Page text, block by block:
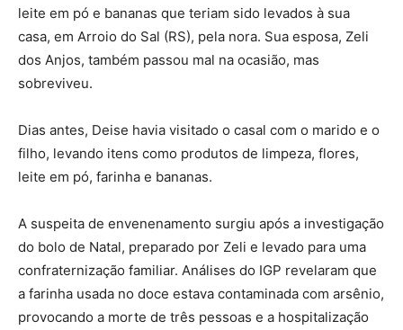
leite em pó e bananas que teriam sido levados à sua
casa, em Arroio do Sal (RS), pela nora. Sua esposa, Zeli
dos Anjos, também passou mal na ocasião, mas
sobreviveu.
Dias antes, Deise havia visitado o casal com o marido e o
filho, levando itens como produtos de limpeza, flores,
leite em pó, farinha e bananas.
A suspeita de envenenamento surgiu após a investigação
do bolo de Natal, preparado por Zeli e levado para uma
confraternização familiar. Análises do IGP revelaram que
a farinha usada no doce estava contaminada com arsênio,
provocando a morte de três pessoas e a hospitalização